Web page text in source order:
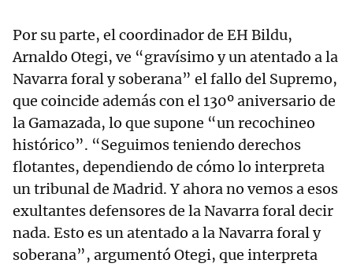
Por su parte, el coordinador de EH Bildu,
Arnaldo Otegi, ve “gravísimo y un atentado a la
Navarra foral y soberana” el fallo del Supremo,
que coincide además con el 130º aniversario de
la Gamazada, lo que supone “un recochineo
histórico”. “Seguimos teniendo derechos
flotantes, dependiendo de cómo lo interpreta
un tribunal de Madrid. Y ahora no vemos a esos
exultantes defensores de la Navarra foral decir
nada. Esto es un atentado a la Navarra foral y
soberana”, argumentó Otegi, que interpreta